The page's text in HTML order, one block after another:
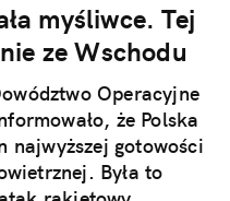
myśliwce. Tej
ze Wschodu
Operacyjne
że Polska
najwyższej gotowości
Była to